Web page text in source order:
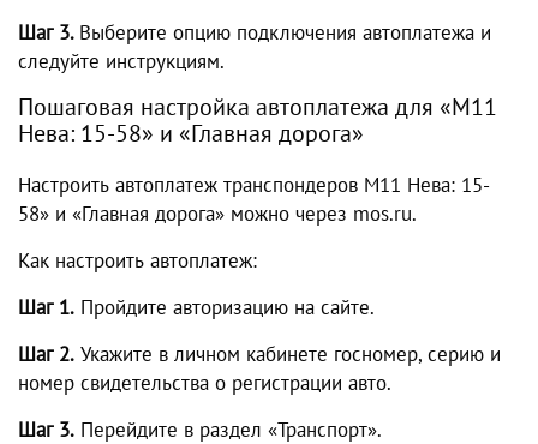
Шаг 3. Выберите опцию подключения автоплатежа и
следуйте инструкциям.
Пошаговая настройка автоплатежа для «М11
Нева: 15-58» и «Главная дорога»
Настроить автоплатеж транспондеров М11 Нева: 15-
58» и «Главная дорога» можно через mos.ru.
Как настроить автоплатеж:
Шаг 1. Пройдите авторизацию на сайте.
Шаг 2. Укажите в личном кабинете госномер, серию и
номер свидетельства о регистрации авто.
Шаг 3. Перейдите в раздел «Транспорт».